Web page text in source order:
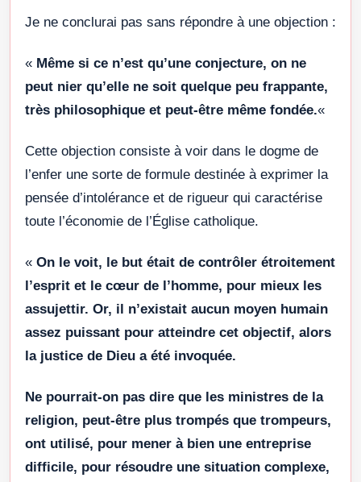
Je ne conclurai pas sans répondre à une objection :
« Même si ce n’est qu’une conjecture, on ne
peut nier qu’elle ne soit quelque peu frappante,
très philosophique et peut-être même fondée.«
Cette objection consiste à voir dans le dogme de
l’enfer une sorte de formule destinée à exprimer la
pensée d’intolérance et de rigueur qui caractérise
toute l’économie de l’Église catholique.
« On le voit, le but était de contrôler étroitement
l’esprit et le cœur de l’homme, pour mieux les
assujettir. Or, il n’existait aucun moyen humain
assez puissant pour atteindre cet objectif, alors
la justice de Dieu a été invoquée.
Ne pourrait-on pas dire que les ministres de la
religion, peut-être plus trompés que trompeurs,
ont utilisé, pour mener à bien une entreprise
difficile, pour résoudre une situation complexe,